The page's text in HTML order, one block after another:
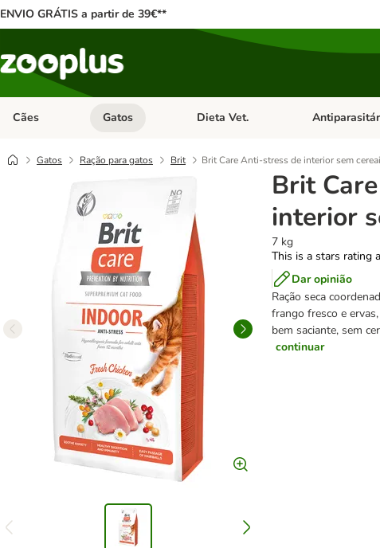
ENVIO GRÁTIS a partir de 39€**
Cães Abrir menu de categoria: Cães
Gatos Abrir menu de categoria: Gatos
Dieta Vet. Abrir menu de
Gatos Ração para gatos Brit Brit Care Anti-stress de interior sem
Brit
interior
7 kg
This is a stars rating
Dar opinião
Ração seca
frango fresco e
bem saciante, sem
continuar